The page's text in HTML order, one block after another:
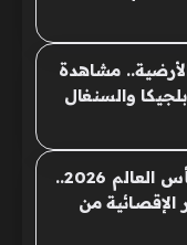
مشاهدة
بلجيكا والسنغال
بث مباشر مباريات كأس العالم 2026..
الإقصائية من